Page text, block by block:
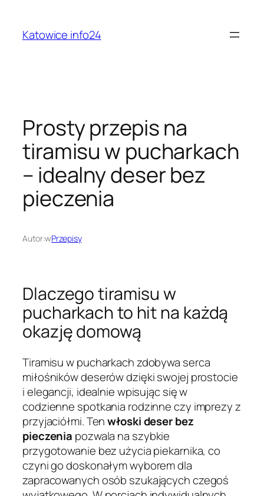
treściKatowice info24
Prosty przepis na
tiramisu w pucharkach
– idealny deser bez
pieczenia
Autor:wPrzepisy
Dlaczego tiramisu w
pucharkach to hit na każdą
okazję domową
Tiramisu w pucharkach zdobywa serca
miłośników deserów dzięki swojej prostocie
i elegancji, idealnie wpisując się w
codzienne spotkania rodzinne czy imprezy z
przyjaciółmi. Tenwłoski deser bez
pieczenia pozwala na szybkie
przygotowanie bez użycia piekarnika, co
czyni go doskonałym wyborem dla
zapracowanych osób szukających czegoś